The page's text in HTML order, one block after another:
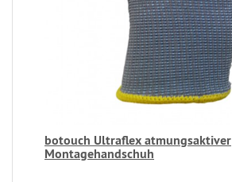
botouch Ultraflex atmungsaktiver
Montagehandschuh